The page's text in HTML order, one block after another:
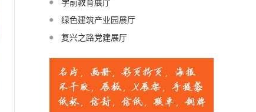
学前教育展厅
绿色建筑产业园展厅
复兴之路党建展厅